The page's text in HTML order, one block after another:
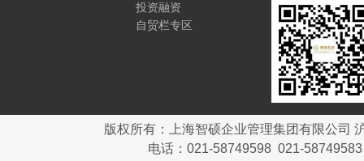
投资融资
自贸栏专区
版权所有：上海智硕企业管理集团有限公司
电话：021-58749598 021-